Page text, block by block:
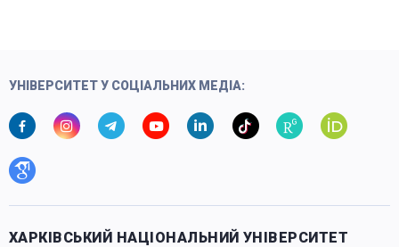
УНІВЕРСИТЕТ У СОЦІАЛЬНИХ МЕДІА:
ХАРКІВСЬКИЙ НАЦІОНАЛЬНИЙ УНІВЕРСИТЕТ